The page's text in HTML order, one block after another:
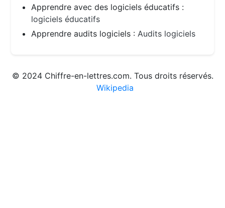
Apprendre avec des logiciels éducatifs :
logiciels éducatifs
Apprendre audits logiciels :Audits logiciels
© 2024 Chiffre-en-lettres.com. Tous droits réservés.
Wikipedia